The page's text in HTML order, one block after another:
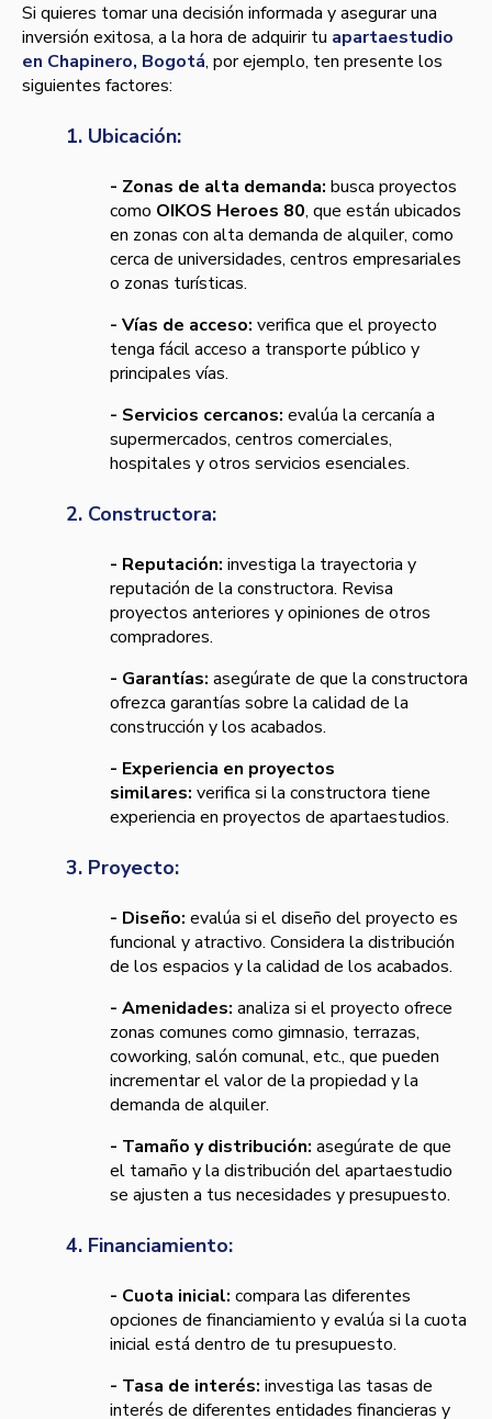
Si quieres tomar una decisión informada y asegurar una
inversión exitosa, a la hora de adquirir tu apartaestudio
en Chapinero, Bogotá, por ejemplo, ten presente los
siguientes factores:
1. Ubicación:
- Zonas de alta demanda: busca proyectos
como OIKOS Heroes 80, que están ubicados
en zonas con alta demanda de alquiler, como
cerca de universidades, centros empresariales
o zonas turísticas.
- Vías de acceso: verifica que el proyecto
tenga fácil acceso a transporte público y
principales vías.
- Servicios cercanos: evalúa la cercanía a
supermercados, centros comerciales,
hospitales y otros servicios esenciales.
2. Constructora:
- Reputación: investiga la trayectoria y
reputación de la constructora. Revisa
proyectos anteriores y opiniones de otros
compradores.
- Garantías: asegúrate de que la constructora
ofrezca garantías sobre la calidad de la
construcción y los acabados.
- Experiencia en proyectos
similares: verifica si la constructora tiene
experiencia en proyectos de apartaestudios.
3. Proyecto:
- Diseño: evalúa si el diseño del proyecto es
funcional y atractivo. Considera la distribución
de los espacios y la calidad de los acabados.
- Amenidades: analiza si el proyecto ofrece
zonas comunes como gimnasio, terrazas,
coworking, salón comunal, etc., que pueden
incrementar el valor de la propiedad y la
demanda de alquiler.
- Tamaño y distribución: asegúrate de que
el tamaño y la distribución del apartaestudio
se ajusten a tus necesidades y presupuesto.
4. Financiamiento:
- Cuota inicial: compara las diferentes
opciones de financiamiento y evalúa si la cuota
inicial está dentro de tu presupuesto.
- Tasa de interés: investiga las tasas de
interés de diferentes entidades financieras y